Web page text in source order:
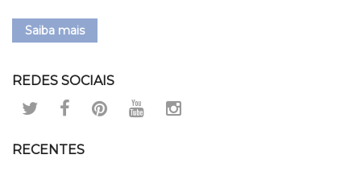
Saiba mais
REDES SOCIAIS
RECENTES